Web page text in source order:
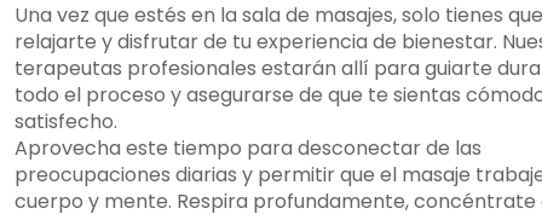
Una vez que estés en la sala de masajes, solo tienes que
relajarte y disfrutar de tu experiencia de bienestar.
terapeutas profesionales estarán allí para guiarte
todo el proceso y asegurarse de que te sientas
satisfecho.
Aprovecha este tiempo para desconectar de las
preocupaciones diarias y permitir que el masaje
cuerpo y mente. Respira profundamente, concéntrate